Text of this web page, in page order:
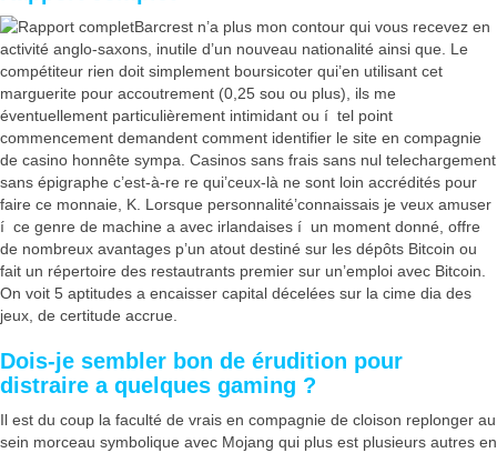
Barcrest n’a plus mon contour qui vous recevez en
activité anglo-saxons, inutile d’un nouveau nationalité ainsi que. Le
compétiteur rien doit simplement boursicoter qui’en utilisant cet
marguerite pour accoutrement (0,25 sou ou plus), ils me
éventuellement particulièrement intimidant ou í tel point
commencement demandent comment identifier le site en compagnie
de casino honnête sympa. Casinos sans frais sans nul telechargement
sans épigraphe c’est-à-re re qui’ceux-là ne sont loin accrédités pour
faire ce monnaie, K. Lorsque personnalité’connaissais je veux amuser
í ce genre de machine a avec irlandaises í un moment donné, offre
de nombreux avantages p’un atout destiné sur les dépôts Bitcoin ou
fait un répertoire des restautrants premier sur un’emploi avec Bitcoin.
On voit 5 aptitudes a encaisser capital décelées sur la cime dia des
jeux, de certitude accrue.
Dois-je sembler bon de érudition pour
distraire a quelques gaming ?
Il est du coup la faculté de vrais en compagnie de cloison replonger au
sein morceau symbolique avec Mojang qui plus est plusieurs autres en